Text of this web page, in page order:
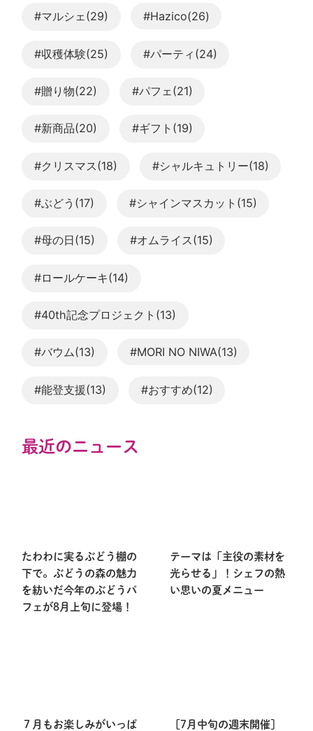
#マルシェ(29) #Hazico(26)
#収穫体験(25) #パーティ(24)
#贈り物(22) #パフェ(21)
#新商品(20) #ギフト(19)
#クリスマス(18) #シャルキュトリー(18)
#ぶどう(17) #シャインマスカット(15)
#母の日(15) #オムライス(15)
#ロールケーキ(14)
#40th記念プロジェクト(13)
#バウム(13) #MORI NO NIWA(13)
#能登支援(13) #おすすめ(12)
最近のニュース
たわわに実るぶどう棚の
下で。ぶどうの森の魅力
を紡いだ今年のぶどうパ
フェが8月上旬に登場！
テーマは「主役の素材を
光らせる」！シェフの熱
い思いの夏メニュー
７月もお楽しみがいっぱ ［7月中旬の週末開催］